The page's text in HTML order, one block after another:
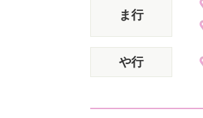
ま行
や行